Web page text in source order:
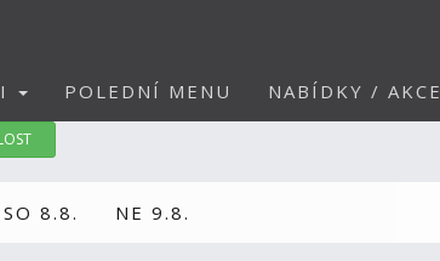
POLEDNÍ MENU NABÍDKY / AKCE
SO 8.8. NE 9.8.